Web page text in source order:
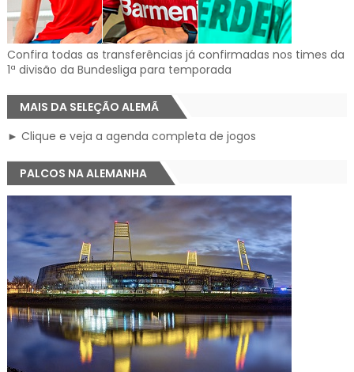
Confira todas as transferências já confirmadas nos times da
1ª divisão da Bundesliga para temporada
MAIS DA SELEÇÃO ALEMÃ
► Clique e veja a agenda completa de jogos
PALCOS NA ALEMANHA